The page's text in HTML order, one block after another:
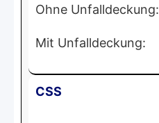
Ohne Unfalldeckung:
Mit Unfalldeckung:
CSS